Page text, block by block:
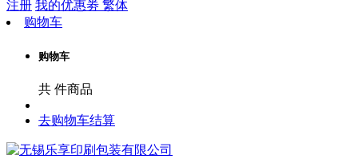
注册 我的优惠劵 繁体
购物车
购物车
共 件商品
去购物车结算